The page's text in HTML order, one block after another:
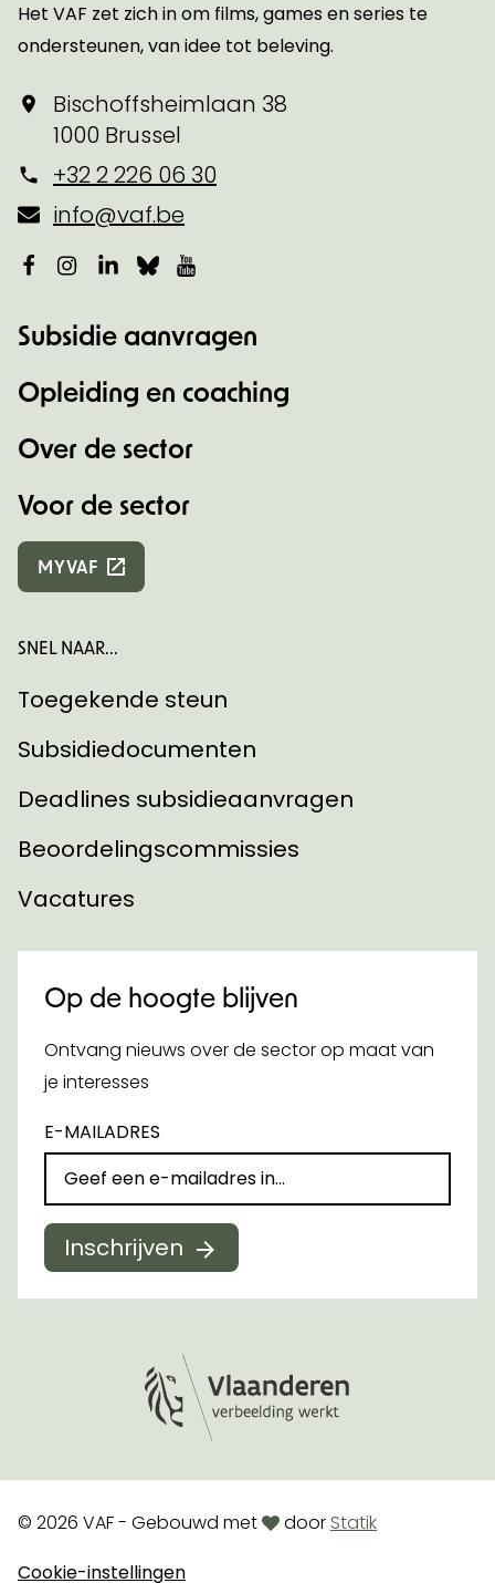
Het VAF zet zich in om films, games en series te
ondersteunen, van idee tot beleving.
Bischoffsheimlaan 38
1000 Brussel
+32 2 226 06 30
info@vaf.be
Facebook
Instagram
LinkedIn
Bluesky
Subsidie aanvragen
Opleiding en coaching
Over de sector
Voor de sector
MYVAF
SNEL NAAR...
Toegekende steun
Subsidiedocumenten
Deadlines subsidieaanvragen
Beoordelingscommissies
Vacatures
Op de hoogte blijven
Ontvang nieuws over de sector op maat van
je interesses
E-MAILADRES
Inschrijven
© 2026 VAF - Gebouwd metlovedoor Statik
Cookie-instellingen